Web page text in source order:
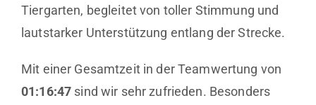
Tiergarten, begleitet von toller Stimmung und
lautstarker Unterstützung entlang der Strecke.
Mit einer Gesamtzeit in der Teamwertung von
01:16:47 sind wir sehr zufrieden. Besonders